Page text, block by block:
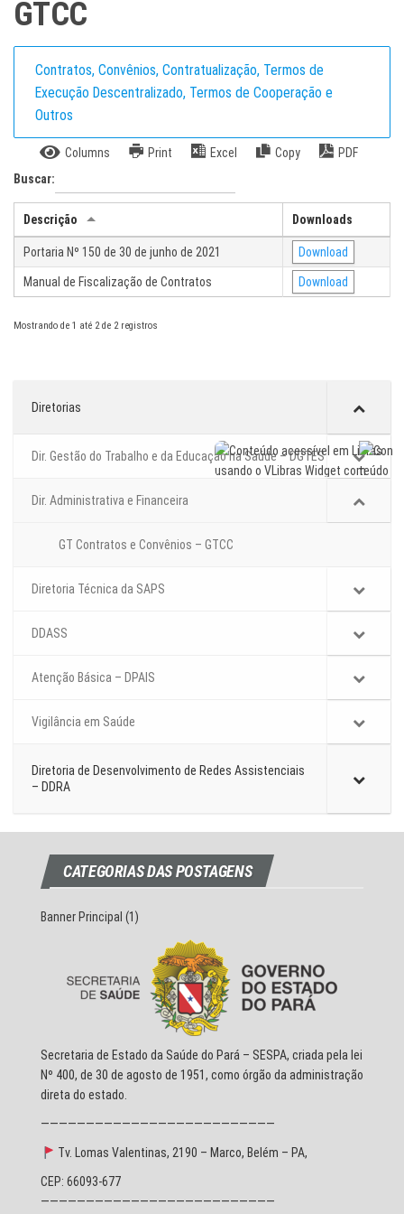
GTCC
Contratos, Convênios, Contratualização, Termos de
Execução Descentralizado, Termos de Cooperação e
Outros
Columns Print Excel Copy
PDF
Buscar:
Descrição Downloads
Portaria Nº 150 de 30 de junho de 2021 Download
Manual de Fiscalização de Contratos Download
Mostrando de 1 até 2 de 2 registros
Diretorias
Dir. Gestão do Trabalho e da Educação na Saúde – DGTES
Dir. Administrativa e Financeira
GT Contratos e Convênios – GTCC
Diretoria Técnica da SAPS
DDASS
Atenção Básica – DPAIS
Vigilância em Saúde
Diretoria de Desenvolvimento de Redes Assistenciais
– DDRA
CATEGORIAS DAS POSTAGENS
Banner Principal (1)
Secretaria de Estado da Saúde do Pará – SESPA, criada pela lei
Nº 400, de 30 de agosto de 1951, como órgão da administração
direta do estado.
——————————————————————————
Tv. Lomas Valentinas, 2190 – Marco, Belém – PA,
CEP: 66093-677
——————————————————————————